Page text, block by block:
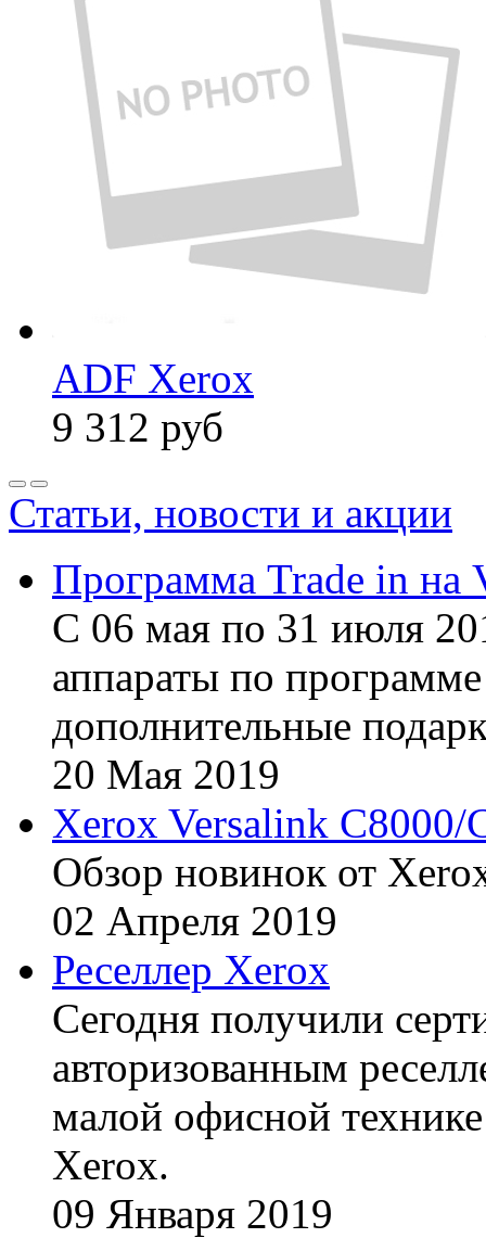
ADF Xerox
9 312 руб
Статьи, новости и акции
Программа Trade in на
С 06 мая по 31 июля
аппараты по
дополнительные
20 Мая 2019
Xerox Versalink C8000/
Обзор новинок от
02 Апреля 2019
Реселлер Xerox
Сегодня получили
авторизованным
малой офисной
Xerox.
09 Января 2019